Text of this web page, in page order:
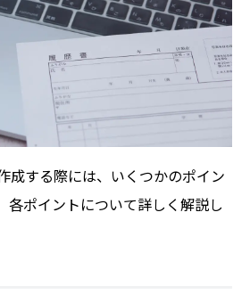
成する際には、いくつかのポイン
各ポイントについて詳しく解説し